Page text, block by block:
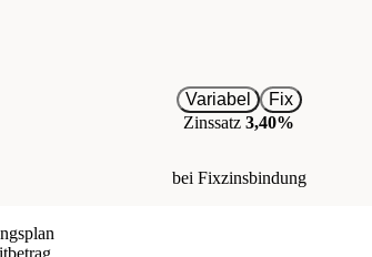
Variabel
Fix
Zinssatz 3,40%
bei Fixzinsbindung